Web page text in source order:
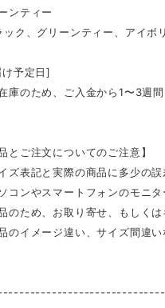
ンティー
ック、グリーンティー、アイボ
予定日]
庫のため、ご入金から1〜3週
品とご注文についてのご注意】
ズ表記と実際の商品に多少の
コンやスマートフォンのモニ
のため、お取り寄せ、もしく
のイメージ違い、サイズ間違